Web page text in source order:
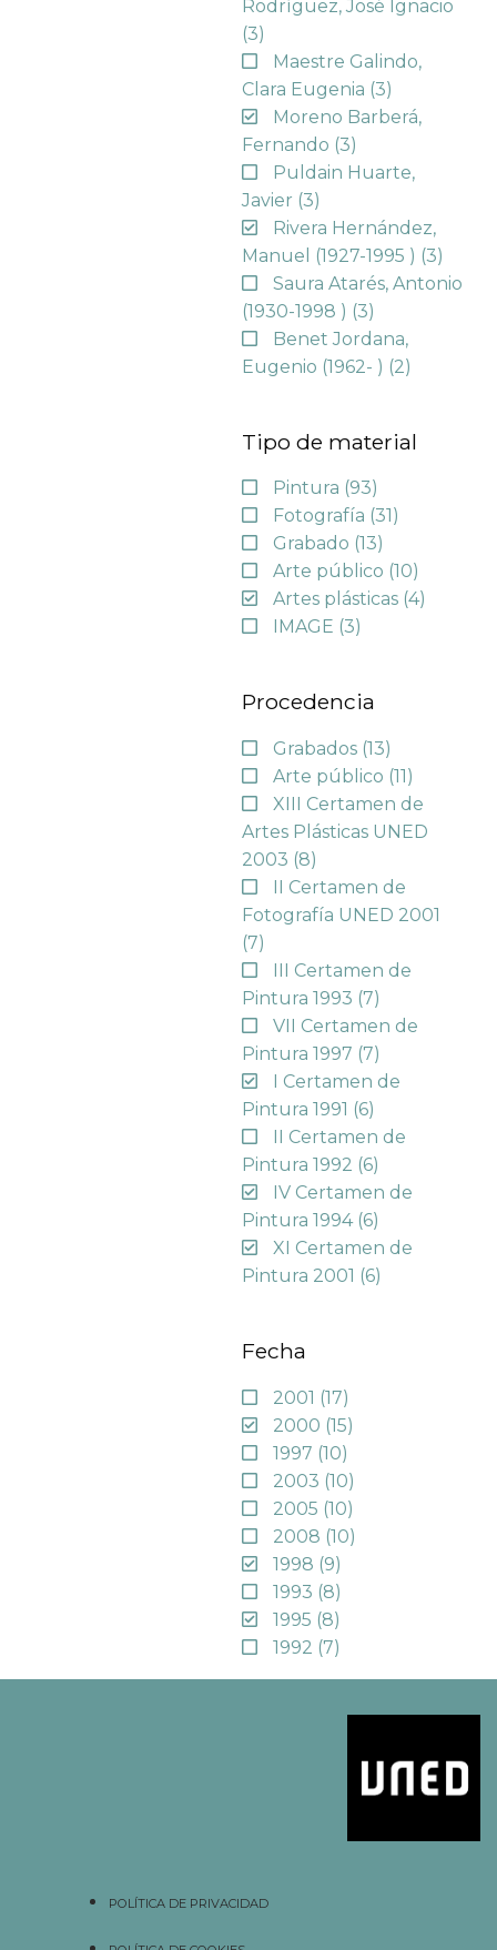
Rodríguez, José Ignacio
(3)
Maestre Galindo,
Clara Eugenia (3)
Moreno Barberá,
Fernando (3)
Puldain Huarte,
Javier (3)
Rivera Hernández,
Manuel (1927-1995 ) (3)
Saura Atarés, Antonio
(1930-1998 ) (3)
Benet Jordana,
Eugenio (1962- ) (2)
Tipo de material
Pintura (93)
Fotografía (31)
Grabado (13)
Arte público (10)
Artes plásticas (4)
IMAGE (3)
Procedencia
Grabados (13)
Arte público (11)
XIII Certamen de
Artes Plásticas UNED
2003 (8)
II Certamen de
Fotografía UNED 2001
(7)
III Certamen de
Pintura 1993 (7)
VII Certamen de
Pintura 1997 (7)
I Certamen de
Pintura 1991 (6)
II Certamen de
Pintura 1992 (6)
IV Certamen de
Pintura 1994 (6)
XI Certamen de
Pintura 2001 (6)
Fecha
2001 (17)
2000 (15)
1997 (10)
2003 (10)
2005 (10)
2008 (10)
1998 (9)
1993 (8)
1995 (8)
1992 (7)
POLÍTICA DE PRIVACIDAD